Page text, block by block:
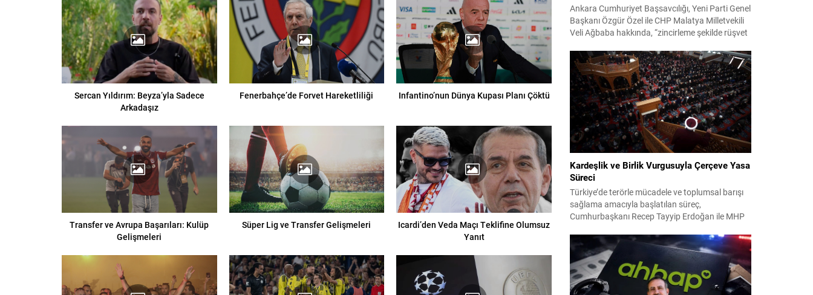
Sercan Yıldırım: Beyza’yla Sadece
Arkadaşız
Fenerbahçe’de Forvet Hareketliliği Infantino’nun Dünya Kupası Planı Çöktü
Transfer ve Avrupa Başarıları: Kulüp
Gelişmeleri
Süper Lig ve Transfer Gelişmeleri
Icardi’den Veda Maçı Teklifine Olumsuz
Yanıt
Ankara Cumhuriyet Başsavcılığı, Yeni Parti Genel
Başkanı Özgür Özel ile CHP Malatya Milletvekili
Veli Ağbaba hakkında, “zincirleme şekilde rüşvet
Adalet Bakanlığı’na sevk etti. Fezlekeler, 31 Mart
2024 yerel seçimleri ve 4-5 Kasım 2023’teki CHP
38. Olağan Kurultayı sürecine ilişkin iddiaları
kapsıyor. Daha önce Antalya ve İstanbul...
Kardeşlik ve Birlik Vurgusuyla Çerçeve Yasa
Süreci
Türkiye’de terörle mücadele ve toplumsal barışı
sağlama amacıyla başlatılan süreç,
Cumhurbaşkanı Recep Tayyip Erdoğan ile MHP
bir döneme girdi. Yaklaşık iki yıldır devam eden
çalışmaların ardından şimdi sürecin yasal zemini,
12 maddelik bir çerçeve yasa ile şekillendiriliyor.
Bugün komisyonda görüşülecek olan bu yasa
taslağı,...